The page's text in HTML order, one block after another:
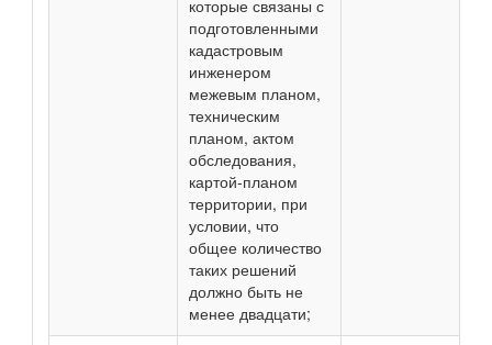
которые связаны с
подготовленными
кадастровым
инженером
межевым планом,
техническим
планом, актом
обследования,
картой-планом
территории, при
условии, что
общее количество
таких решений
должно быть не
менее двадцати;